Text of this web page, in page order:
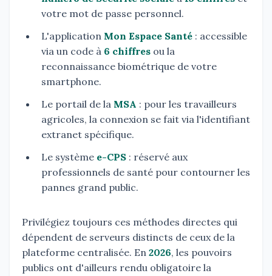
votre mot de passe personnel.
L'application Mon Espace Santé : accessible
via un code à 6 chiffres ou la
reconnaissance biométrique de votre
smartphone.
Le portail de la MSA : pour les travailleurs
agricoles, la connexion se fait via l'identifiant
extranet spécifique.
Le système e-CPS : réservé aux
professionnels de santé pour contourner les
pannes grand public.
Privilégiez toujours ces méthodes directes qui
dépendent de serveurs distincts de ceux de la
plateforme centralisée. En 2026, les pouvoirs
publics ont d'ailleurs rendu obligatoire la